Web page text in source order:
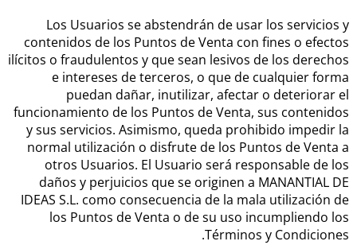
Los Usuarios se abstendrán de usar los servicios y
contenidos de los Puntos de Venta con fines o efectos
ilícitos o fraudulentos y que sean lesivos de los derechos
e intereses de terceros, o que de cualquier forma
puedan dañar, inutilizar, afectar o deteriorar el
funcionamiento de los Puntos de Venta, sus contenidos
y sus servicios. Asimismo, queda prohibido impedir la
normal utilización o disfrute de los Puntos de Venta a
otros Usuarios. El Usuario será responsable de los
daños y perjuicios que se originen a MANANTIAL DE
IDEAS S.L. como consecuencia de la mala utilización de
los Puntos de Venta o de su uso incumpliendo los
Términos y Condiciones.